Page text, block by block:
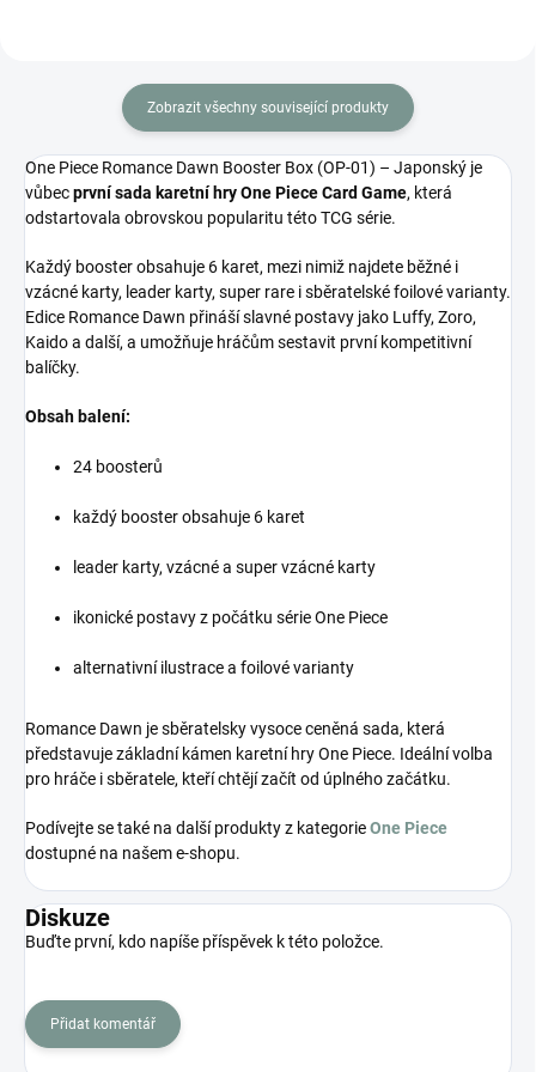
Zobrazit všechny související produkty
One Piece Romance Dawn Booster Box (OP-01) – Japonský je
vůbecprvní sada karetní hry One Piece Card Game, která
odstartovala obrovskou popularitu této TCG série.
Každý booster obsahuje 6 karet, mezi nimiž najdete běžné i
vzácné karty, leader karty, super rare i sběratelské foilové varianty.
Edice Romance Dawn přináší slavné postavy jako Luffy, Zoro,
Kaido a další, a umožňuje hráčům sestavit první kompetitivní
balíčky.
Obsah balení:
24 boosterů
každý booster obsahuje 6 karet
leader karty, vzácné a super vzácné karty
ikonické postavy z počátku série One Piece
alternativní ilustrace a foilové varianty
Romance Dawn je sběratelsky vysoce ceněná sada, která
představuje základní kámen karetní hry One Piece. Ideální volba
pro hráče i sběratele, kteří chtějí začít od úplného začátku.
Podívejte se také na další produkty z kategorieOne Piece
dostupné na našem e-shopu.
Diskuze
Buďte první, kdo napíše příspěvek k této položce.
Přidat komentář